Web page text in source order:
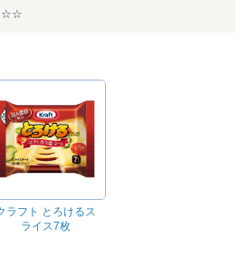
ラフト とろけるス
ライス7枚